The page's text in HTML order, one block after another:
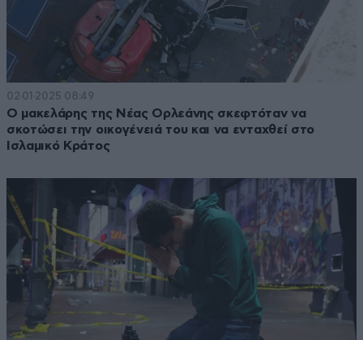
02·01·2025 08:49
Ο μακελάρης της Νέας Ορλεάνης σκεφτόταν να
σκοτώσει την οικογένειά του και να ενταχθεί στο
Ισλαμικό Κράτος